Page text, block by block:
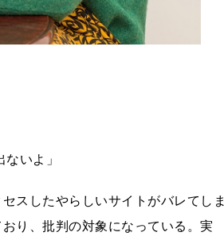
いよ」
スしたやらしいサイトがバレてしま
り、批判の対象になっている。実